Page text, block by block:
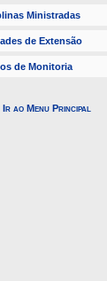
Ministradas
de Extensão
de Monitoria
Ir ao Menu Principal